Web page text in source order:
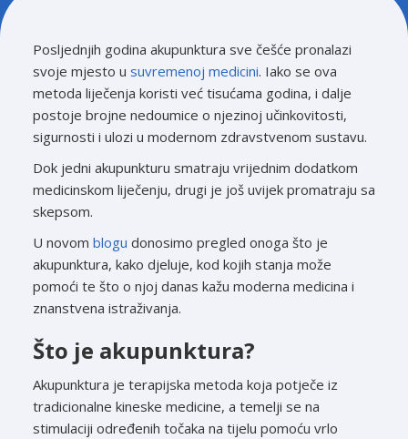
Posljednjih godina akupunktura sve češće pronalazi
svoje mjesto u suvremenoj medicini. Iako se ova
metoda liječenja koristi već tisućama godina, i dalje
postoje brojne nedoumice o njezinoj učinkovitosti,
sigurnosti i ulozi u modernom zdravstvenom sustavu.
Dok jedni akupunkturu smatraju vrijednim dodatkom
medicinskom liječenju, drugi je još uvijek promatraju sa
skepsom.
U novom blogu donosimo pregled onoga što je
akupunktura, kako djeluje, kod kojih stanja može
pomoći te što o njoj danas kažu moderna medicina i
znanstvena istraživanja.
Što je akupunktura?
Akupunktura je terapijska metoda koja potječe iz
tradicionalne kineske medicine, a temelji se na
stimulaciji određenih točaka na tijelu pomoću vrlo